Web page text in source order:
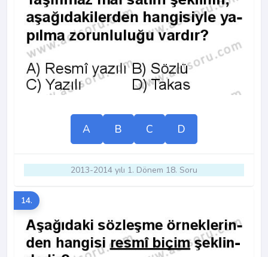
A B C D
2013-2014 yılı 1. Dönem 18. Soru
14.